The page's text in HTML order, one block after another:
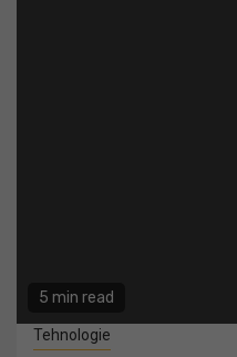
5 min read
Tehnologie